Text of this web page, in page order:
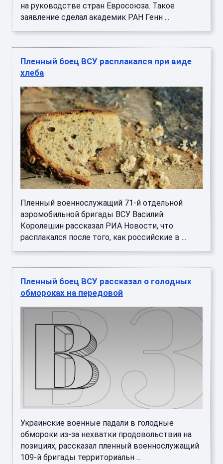
на руководстве стран Евросоюза. Такое
заявление сделал академик РАН Генн ...
Пленный боец ВСУ расплакался при виде
хлеба
Пленный военнослужащий 71-й отдельной
аэромобильной бригады ВСУ Василий
Королешин рассказал РИА Новости, что
расплакался после того, как российские в ...
Пленный боец ВСУ рассказал о голодных
обмороках на передовой
Украинские военные падали в голодные
обмороки из-за нехватки продовольствия на
позициях, рассказал пленный военнослужащий
109-й бригады территориальн ...